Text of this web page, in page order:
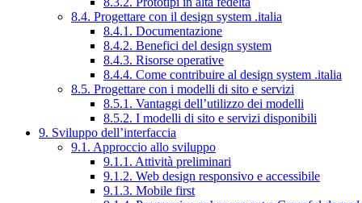
8.4. Progettare con il design system .italia
8.4.1. Documentazione
8.4.2. Benefici del design system
8.4.3. Risorse operative
8.4.4. Come contribuire al design system .italia
8.5. Progettare con i modelli di sito e servizi
8.5.1. Vantaggi dell’utilizzo dei modelli
8.5.2. I modelli di sito e servizi disponibili
9. Sviluppo dell’interfaccia
9.1. Approccio allo sviluppo
9.1.1. Attività preliminari
9.1.2. Web design responsivo e accessibile
9.1.3. Mobile first